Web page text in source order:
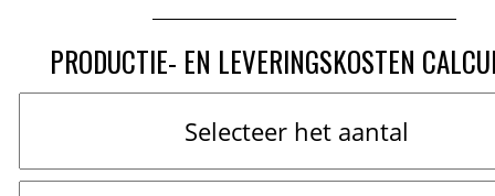
PRODUCTIE- EN LEVERINGSKOSTEN